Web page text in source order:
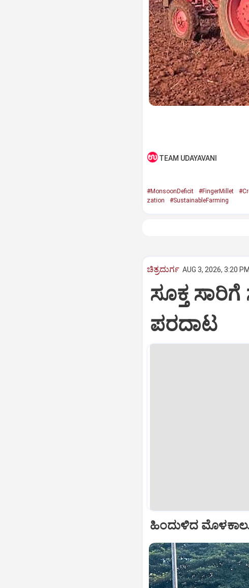
TEAM UDAYAVANI
#MonsoonDeficit #FingerMillet
zation
#SustainableFarming
ಚಿತ್ರದುರ್ಗ AUG 3, 2026, 3:20
ಸೂಕ್ತ
ಪರದಾಟ
ಹಿಂದುಳಿದ